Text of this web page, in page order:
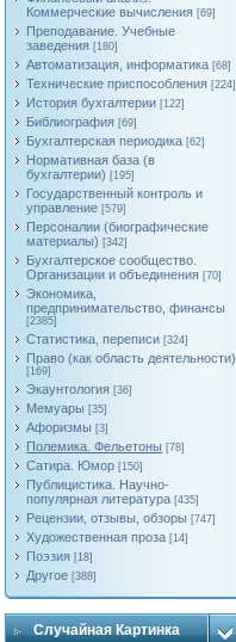
Коммерческие вычисления [69]
Преподавание. Учебные
заведения [180]
Автоматизация, информатика [68]
Технические приспособления [224]
История бухгалтерии [122]
Библиография [69]
Бухгалтерская периодика [62]
Нормативная база (в
бухгалтерии) [195]
Государственный контроль и
управление [579]
Персоналии (биографические
материалы) [342]
Бухгалтерское сообщество.
Организации и объединения [70]
Экономика,
предпринимательство, финансы
[2385]
Статистика, переписи [324]
Право (как область деятельности)
[169]
Экаунтология [36]
Мемуары [35]
Афоризмы [3]
Полемика. Фельетоны [78]
Сатира. Юмор [150]
Публицистика. Научно-
популярная литература [435]
Рецензии, отзывы, обзоры [747]
Художественная проза [14]
Поэзия [18]
Другое [388]
Случайная Картинка